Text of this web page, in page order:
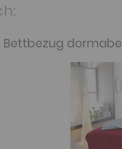
Bettbezug